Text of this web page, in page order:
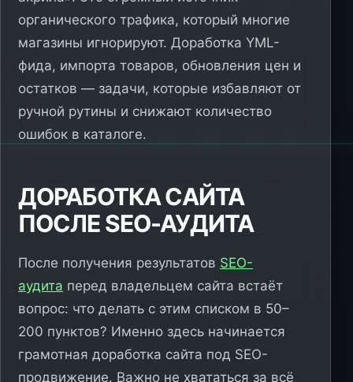
органического трафика, который многие
магазины игнорируют. Доработка YML-
фида, импорта товаров, обновления цен и
остатков — задачи, которые избавляют от
ручной рутины и снижают количество
ошибок в каталоге.
ДОРАБОТКА САЙТА
ПОСЛЕ SEO-АУДИТА
После получения результатов SEO-
аудита перед владельцем сайта встаёт
вопрос: что делать с этим списком в 50–
200 пунктов? Именно здесь начинается
грамотная доработка сайта под SEO-
продвижение. Важно не хвататься за всё